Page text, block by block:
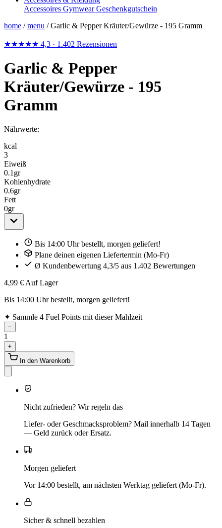
Accessoires GymwearGeschenkgutschein
home / menu / Garlic & Pepper Kräuter/Gewürze - 195 Gramm
★★★★★ 4,3 · 1.402 Rezensionen
Garlic & Pepper
Kräuter/Gewürze - 195
Gramm
Nährwerte:
kcal
3
Eiweiß
0.1 gr
Kohlenhydrate
0.6gr
Fett
0gr
Bis 14:00 Uhr bestellt, morgen geliefert!
Plane deinen eigenen Liefertermin (Mo-Fr)
Ø Kundenbewertung 4,3/5 aus 1.402 Bewertungen
4,99 € Auf Lager
Bis 14:00 Uhr bestellt, morgen geliefert!
✦ Sammle 4 Fuel Points mit dieser Mahlzeit
−
1
+
In den Warenkorb
Nicht zufrieden? Wir regeln das
Liefer- oder Geschmacksproblem? Mail innerhalb 14 Tagen
— Geld zurück oder Ersatz.
Morgen geliefert
Vor 14:00 bestellt, am nächsten Werktag geliefert (Mo-Fr).
Sicher & schnell bezahlen